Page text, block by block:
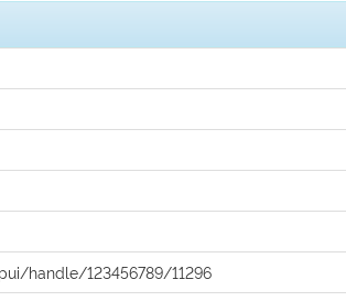
handle/123456789/11296